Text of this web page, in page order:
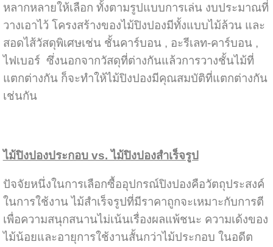
หลากหลายให้เลือก ทั้งตามรูปแบบการเล่น งบประมาณที่
วางเอาไว้ โครงสร้างของไม้ปิงปองมีทั้งแบบไม้ล้วน และ
สอดไส้วัสดุพิเศษเช่น ชั้นคาร์บอน , อะรีเลท-คาร์บอน ,
ไฟเบอร์ ซึ่งนอกจากวัสดุที่ต่างกันแล้วการวางชั้นไม้ที่
แตกต่างกัน ก็จะทำให้ไม้ปิงปองมีคุณสมบัติที่แตกต่างกัน
เช่นกัน
ไม้ปิงปองประกอบ vs. ไม้ปิงปองสำเร็จรูป
ปัจจัยหนึ่งในการเลือกซื้ออุปกรณ์ปิงปองคือวัตถุประสงค์
ในการใช้งาน ไม้สำเร็จรูปที่มีราคาถูกจะเหมาะกับการตี
เพื่อความสนุกสนานไม่เน้นเรื่องผลแพ้ชนะ ความเด้งของ
ไม้น้อยและอายุการใช้งานสั้นกว่าไม้ประกอบ ในอดีต